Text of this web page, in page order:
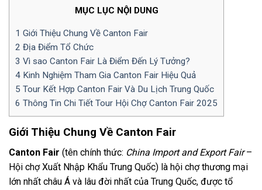
MỤC LỤC NỘI DUNG
1 Giới Thiệu Chung Về Canton Fair
2 Địa Điểm Tổ Chức
3 Vì sao Canton Fair Là Điểm Đến Lý Tưởng?
4 Kinh Nghiệm Tham Gia Canton Fair Hiệu Quả
5 Tour Kết Hợp Canton Fair Và Du Lịch Trung Quốc
6 Thông Tin Chi Tiết Tour Hội Chợ Canton Fair 2025
Giới Thiệu Chung Về Canton Fair
Canton Fair (tên chính thức: China Import and Export Fair–
Hội chợ Xuất Nhập Khẩu Trung Quốc) là hội chợ thương mại
lớn nhất châu Á và lâu đời nhất của Trung Quốc, được tổ